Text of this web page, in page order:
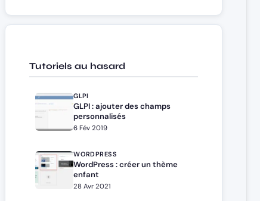
Tutoriels au hasard
GLPI
GLPI : ajouter des champs
personnalisés
6 Fév 2019
WORDPRESS
WordPress : créer un thème
enfant
28 Avr 2021